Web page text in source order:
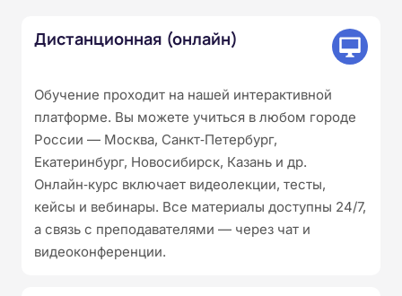
Дистанционная (онлайн)
Обучение проходит на нашей интерактивной
платформе. Вы можете учиться в любом городе
России — Москва, Санкт‑Петербург,
Екатеринбург, Новосибирск, Казань и др.
Онлайн‑курс включает видеолекции, тесты,
кейсы и вебинары. Все материалы доступны 24/7,
а связь с преподавателями — через чат и
видеоконференции.